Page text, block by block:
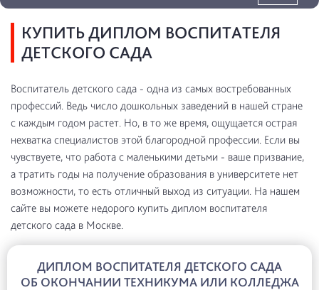
КУПИТЬ ДИПЛОМ ВОСПИТАТЕЛЯ
ДЕТСКОГО САДА
Воспитатель детского сада - одна из самых востребованных
профессий. Ведь число дошкольных заведений в нашей стране
с каждым годом растет. Но, в то же время, ощущается острая
нехватка специалистов этой благородной профессии. Если вы
чувствуете, что работа с маленькими детьми - ваше призвание,
а тратить годы на получение образования в университете нет
возможности, то есть отличный выход из ситуации. На нашем
сайте вы можете недорого купить диплом воспитателя
детского сада в Москве.
ДИПЛОМ ВОСПИТАТЕЛЯ ДЕТСКОГО САДА
ОБ ОКОНЧАНИИ ТЕХНИКУМА ИЛИ КОЛЛЕДЖА